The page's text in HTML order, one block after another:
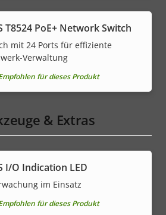
T8524 PoE+ Network Switch
mit 24 Ports für effiziente
Verwaltung
für dieses Produkt
& Extras
I/O Indication LED
im Einsatz
für dieses Produkt